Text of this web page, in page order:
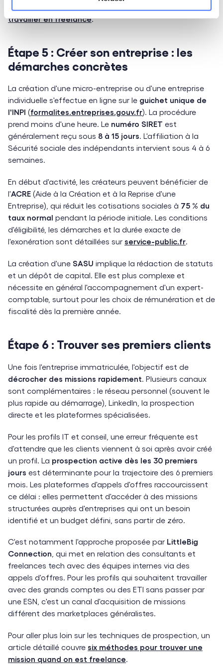
travailler en freelance.
Étape 5 : Créer son entreprise : les
démarches concrètes
La création d'une micro-entreprise ou d'une entreprise
individuelle s'effectue en ligne sur le guichet unique de
l'INPI (formalites.entreprises.gouv.fr). La procédure
prend moins d'une heure. Le numéro SIRET est
généralement reçu sous 8 à 15 jours. L'affiliation à la
Sécurité sociale des indépendants intervient sous 4 à 6
semaines.
En début d'activité, les créateurs peuvent bénéficier de
l'ACRE (Aide à la Création et à la Reprise d'une
Entreprise), qui réduit les cotisations sociales à 75 % du
taux normal pendant la période initiale. Les conditions
d'éligibilité, les démarches et la durée exacte de
l'exonération sont détaillées sur service-public.fr.
La création d'une SASU implique la rédaction de statuts
et un dépôt de capital. Elle est plus complexe et
nécessite en général l'accompagnement d'un expert-
comptable, surtout pour les choix de rémunération et de
fiscalité dès la première année.
Étape 6 : Trouver ses premiers clients
Une fois l'entreprise immatriculée, l'objectif est de
décrocher des missions rapidement. Plusieurs canaux
sont complémentaires : le réseau personnel (souvent le
plus rapide au démarrage), LinkedIn, la prospection
directe et les plateformes spécialisées.
Pour les profils IT et conseil, une erreur fréquente est
d'attendre que les clients viennent à soi après avoir créé
un profil. La prospection active dès les 30 premiers
jours est déterminante pour la trajectoire des 6 premiers
mois. Les plateformes d'appels d'offres raccourcissent
ce délai : elles permettent d'accéder à des missions
structurées auprès d'entreprises qui ont un besoin
identifié et un budget défini, sans partir de zéro.
C'est notamment l'approche proposée par LittleBig
Connection , qui met en relation des consultants et
freelances tech avec des équipes internes via des
appels d'offres. Pour les profils qui souhaitent travailler
avec des grands comptes ou des ETI sans passer par
une ESN, c'est un canal d'acquisition de missions
différent des marketplaces généralistes.
Pour aller plus loin sur les techniques de prospection, un
article détaillé couvre six méthodes pour trouver une
mission quand on est freelance.